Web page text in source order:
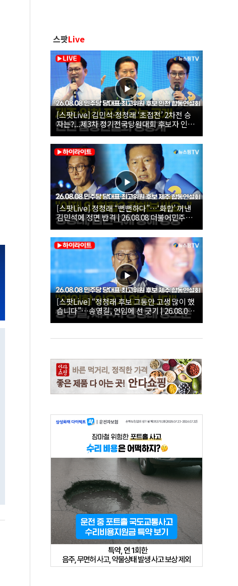
스팟Live
[스팟Live] 김민석·정청래 ‘초접전’ 2차전 승
자는?...제3차 정기전국당원대회 후보자 인천
합동연설회 생중계 | 26.08.08
[스팟Live] 정청래 “뻔뻔하다”…‘화합’ 꺼낸
김민석에 정면 반격 | 26.08.08 더불어민주당
당대표·최고위원 후보 제주 합동연설회
[스팟Live] “정청래 후보 그동안 고생 많이 했
습니다”…송영길, 연임에 선 긋기 | 26.08.08
더불어민주당 당대표·최고위원 후보 제주 합